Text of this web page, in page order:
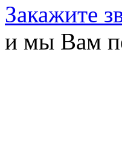
Закажите
и мы Вам